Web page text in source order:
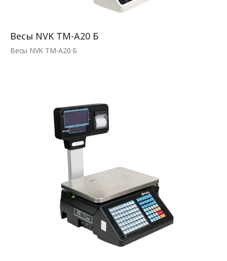
Весы NVK TM-A20 Б
Весы NVK TM-A20 Б